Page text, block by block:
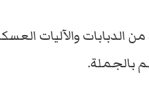
والآليات
بالجملة.